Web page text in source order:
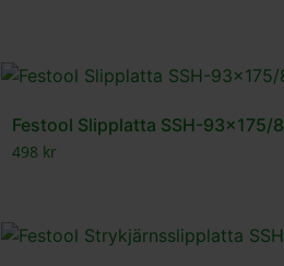
Festool Slipplatta SSH-93×175/8
498 kr